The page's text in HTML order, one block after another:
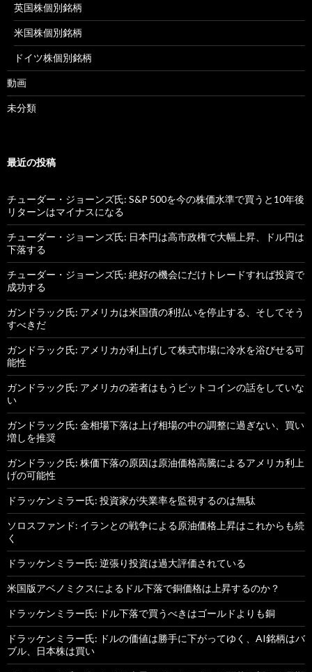
英国株個別銘柄
米国株個別銘柄
ドイツ株個別銘柄
動画
未分類
最近の投稿
チューダー・ジョーンズ氏: S&P 500を今の株価水準で買うと10年後
リターンはマイナスになる
チューダー・ジョーンズ氏: 日本円は高市政権で大幅上昇、ドル円は
下落する
チューダー・ジョーンズ氏: 絶好の機会にだけトレードすれば投資で
成功する
ガンドラック氏: アメリカは米国債の利払いを停止する、そしてそう
すべきだ
ガンドラック氏: アメリカが利上げして株式市場に冷水を浴びせる可
能性
ガンドラック氏: アメリカの若者はもうビットコインの話をしていな
い
ガンドラック氏: 金相場下落は上げ相場の中の調整に過ぎない、買い
増しを推奨
ガンドラック氏: 株価下落の原因は原油価格高騰によるアメリカ利上
げの可能性
ドラッケンミラー氏: 投資家が失業率を監視するのは無駄
ソロスファンド: イランとの戦争による原油価格上昇はこれからも続
く
ドラッケンミラー氏: 逆張り投資は過大評価されている
米国版アベノミクスによるドル下落で銅価格は上昇するのか？
ドラッケンミラー氏: ドル下落で買うべきはゴールドよりも銅
ドラッケンミラー氏: ドルの価値は勝手に下がってゆく、AI銘柄はバ
ブル、日本株は買い